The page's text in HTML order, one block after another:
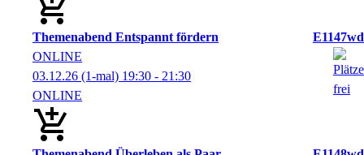
Themenabend Entspannt fördern
E1147wd
ONLINE
03.12.26 (1-mal) 19:30 - 21:30
ONLINE